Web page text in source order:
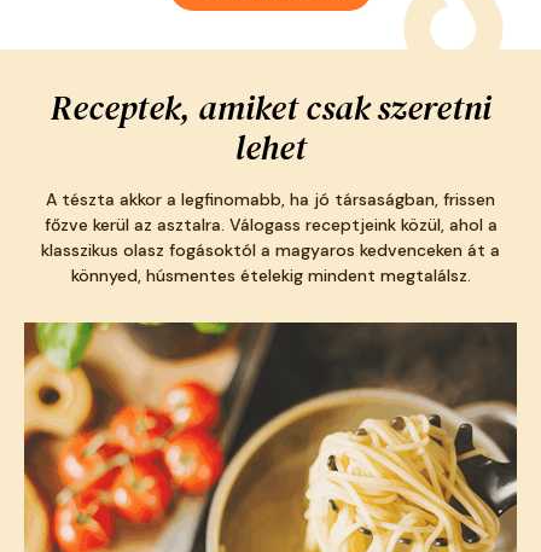
Receptek, amiket csak szeretni
lehet
A tészta akkor a legfinomabb, ha jó társaságban, frissen
főzve kerül az asztalra. Válogass receptjeink közül, ahol a
klasszikus olasz fogásoktól a magyaros kedvenceken át a
könnyed, húsmentes ételekig mindent megtalálsz.